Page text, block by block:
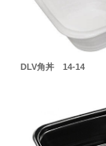
DLV角丼 14-14